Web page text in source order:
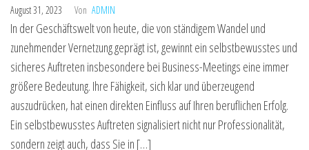
August 31, 2023 Von ADMIN
In der Geschäftswelt von heute, die von ständigem Wandel und
zunehmender Vernetzung geprägt ist, gewinnt ein selbstbewusstes und
sicheres Auftreten insbesondere bei Business-Meetings eine immer
größere Bedeutung. Ihre Fähigkeit, sich klar und überzeugend
auszudrücken, hat einen direkten Einfluss auf Ihren beruflichen Erfolg.
Ein selbstbewusstes Auftreten signalisiert nicht nur Professionalität,
sondern zeigt auch, dass Sie in […]